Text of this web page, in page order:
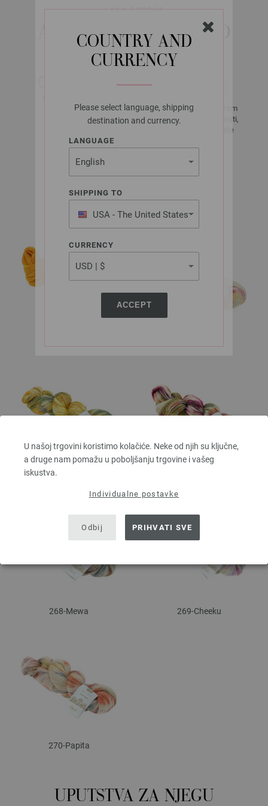
COUNTRY AND
CURRENCY
Please select language, shipping
destination and currency.
LANGUAGE
SHIPPING TO
USA - The United States
of America
CURRENCY
ACCEPT
U našoj trgovini koristimo kolačiće. Neke od njih su ključne,
a druge nam pomažu u poboljšanju trgovine i vašeg
iskustva.
Individualne postavke
Odbij PRIHVATI SVE
LANA GROSSA
ALLORA HAND-DYED
m
po 50 g
3 - 3,5
10 x 10 cm
34 Sortirati,
24 Petlje
Broj 38 - 40
otprilike 250
- 300 g
259-Badaam
268-Mewa 269-Cheeku
270-Papita
UPUTSTVA ZA NJEGU